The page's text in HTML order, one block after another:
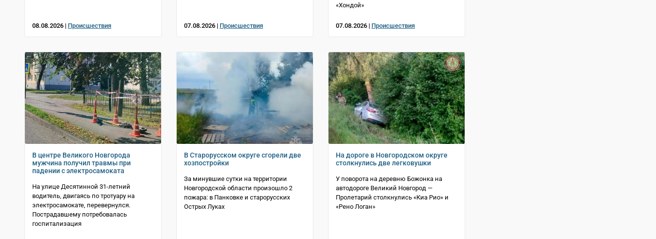
08.08.2026 | Происшествия 07.08.2026 | Происшествия
«Хондой»
07.08.2026 | Происшествия
В центре Великого Новгорода
мужчина получил травмы при
падении с электросамоката
На улице Десятинной 31-летний
водитель, двигаясь по тротуару на
электросамокате, перевернулся.
Пострадавшему потребовалась
госпитализация
В Старорусском округе сгорели две
хозпостройки
За минувшие сутки на территории
Новгородской области произошло 2
пожара: в Панковке и старорусских
Острых Луках
На дороге в Новгородском округе
столкнулись две легковушки
У поворота на деревню Божонка на
автодороге Великий Новгород —
Пролетарий столкнулись «Киа Рио» и
«Рено Логан»